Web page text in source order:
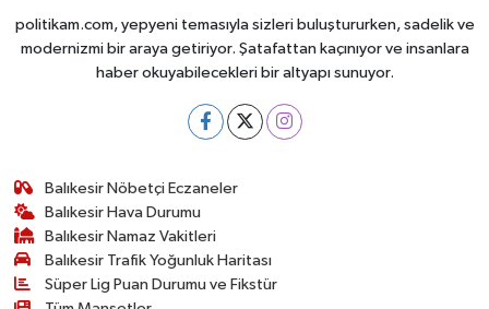
politikam.com, yepyeni temasıyla sizleri buluştururken, sadelik ve
modernizmi bir araya getiriyor. Şatafattan kaçınıyor ve insanlara
haber okuyabilecekleri bir altyapı sunuyor.
Balıkesir Nöbetçi Eczaneler
Balıkesir Hava Durumu
Balıkesir Namaz Vakitleri
Balıkesir Trafik Yoğunluk Haritası
Süper Lig Puan Durumu ve Fikstür